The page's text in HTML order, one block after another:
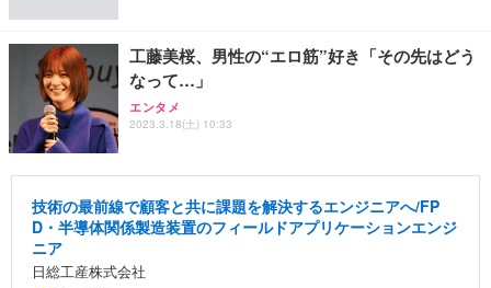
工藤美桜、男性の“エロ筋”好き「その先はどう
なって…」
エンタメ
2023.3.18(土) 10:33
技術の最前線で顧客と共に課題を解決するエンジニアへ/FP
D・半導体関係製造装置のフィールドアプリケーションエンジ
ニア
日総工産株式会社